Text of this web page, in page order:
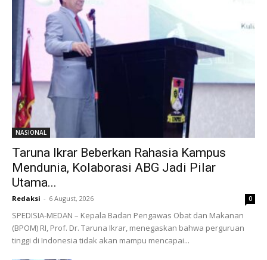
NASIONAL
Taruna Ikrar Beberkan Rahasia Kampus
Mendunia, Kolaborasi ABG Jadi Pilar
Utama...
Redaksi - 6 August, 2026 0
SPEDISIA-MEDAN – Kepala Badan Pengawas Obat dan Makanan
(BPOM) RI, Prof. Dr. Taruna Ikrar, menegaskan bahwa perguruan
tinggi di Indonesia tidak akan mampu mencapai...